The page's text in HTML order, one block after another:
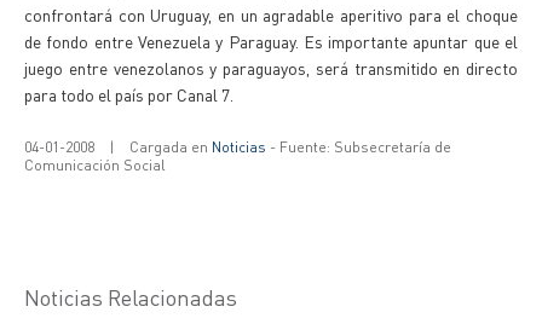
confrontará con Uruguay, en un agradable aperitivo para el choque
de fondo entre Venezuela y Paraguay. Es importante apuntar que el
juego entre venezolanos y paraguayos, será transmitido en directo
para todo el país por Canal 7.
04-01-2008 | Cargada en Noticias - Fuente: Subsecretaría de
Comunicación Social
Noticias Relacionadas